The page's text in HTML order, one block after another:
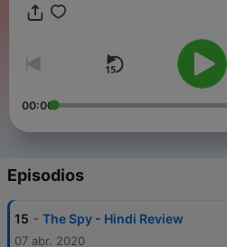
00:00
Episodios
15 - The Spy - Hindi Review
07 abr. 2020